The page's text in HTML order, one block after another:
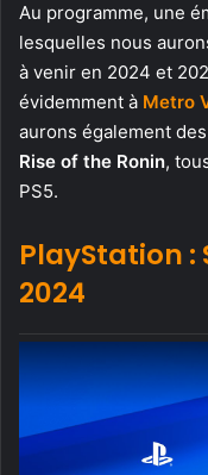
Au programme, une
lesquelles nous
à venir en 2024 et
évidemment à Metro
aurons également
Rise of the Ronin,
PS5.
PlayStation :
2024